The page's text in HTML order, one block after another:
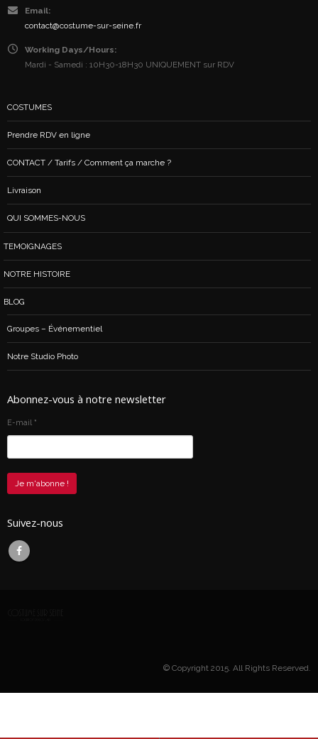
Email:
contact@costume-sur-seine.fr
Working Days/Hours:
Mardi - Samedi : 10H30-18H30 UNIQUEMENT sur RDV
COSTUMES
Prendre RDV en ligne
CONTACT / Tarifs / Comment ça marche ?
Livraison
QUI SOMMES-NOUS
TEMOIGNAGES
NOTRE HISTOIRE
BLOG
Groupes – Événementiel
Notre Studio Photo
Abonnez-vous à notre newsletter
E-mail *
Suivez-nous
© Copyright 2015. All Rights Reserved.